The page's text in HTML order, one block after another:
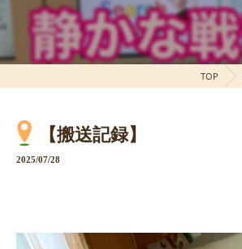
TOP
【搬送記録】
2025/07/28